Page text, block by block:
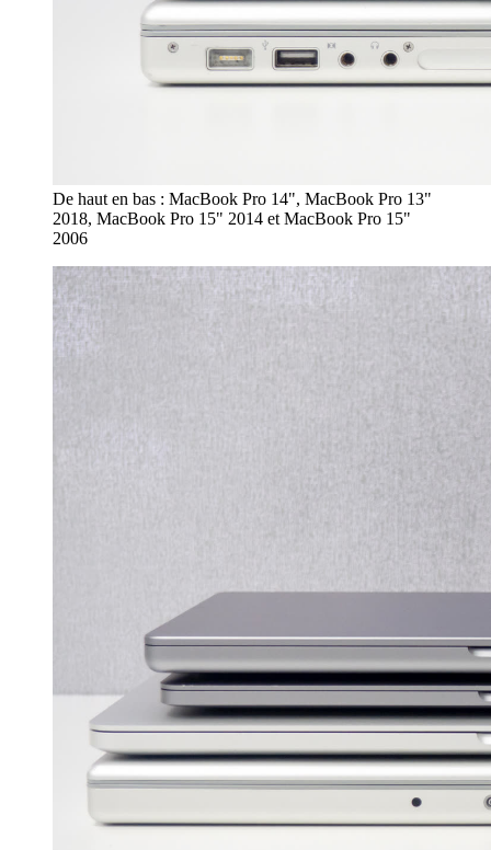
De haut en bas : MacBook Pro 14", MacBook Pro 13"
2018, MacBook Pro 15" 2014 et MacBook Pro 15"
2006